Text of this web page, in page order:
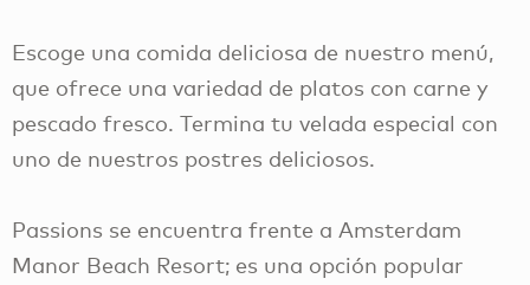
Escoge una comida deliciosa de nuestro menú,
que ofrece una variedad de platos con carne y
pescado fresco. Termina tu velada especial con
uno de nuestros postres deliciosos.
Passions se encuentra frente a Amsterdam
Manor Beach Resort; es una opción popular